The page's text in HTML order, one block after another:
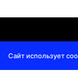
Сайт использует